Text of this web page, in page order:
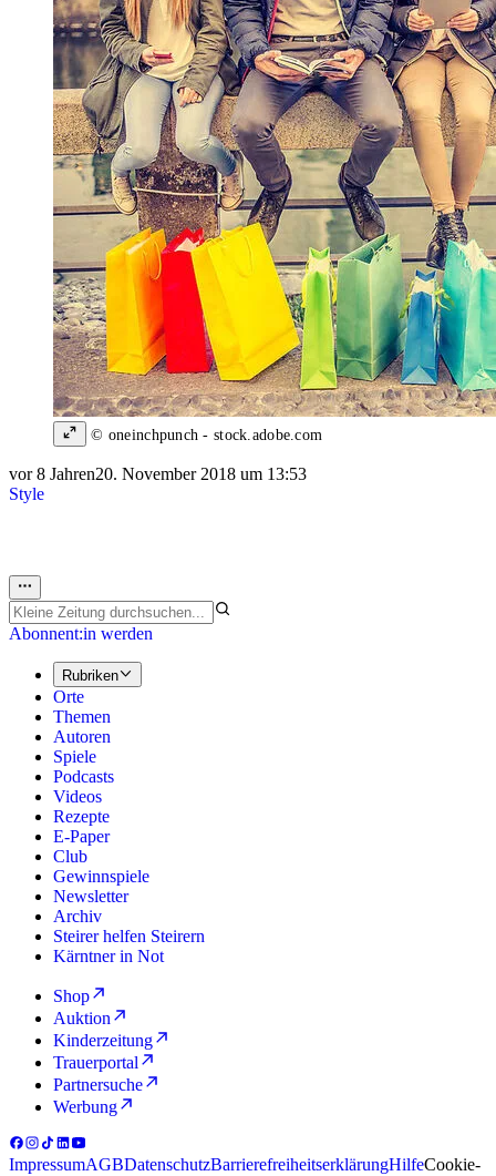
© oneinchpunch - stock.adobe.com
vor 8 Jahren20. November 2018 um 13:53
Style
Abonnent:in werden
Rubriken
Orte
Themen
Autoren
Spiele
Podcasts
Videos
Rezepte
E-Paper
Club
Gewinnspiele
Newsletter
Archiv
Steirer helfen Steirern
Kärntner in Not
Shop
Auktion
Kinderzeitung
Trauerportal
Partnersuche
Werbung
ImpressumAGBDatenschutzBarrierefreiheitserklärungHilfeCookie-